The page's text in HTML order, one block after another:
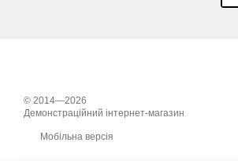
© 2014—2026
Демонстраційний інтернет-магазин
Мобільна версія